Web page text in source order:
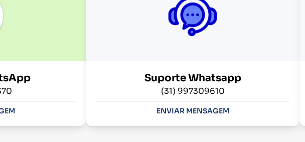
Suporte Whatsapp
(31) 997309610
ENVIAR MENSAGEM